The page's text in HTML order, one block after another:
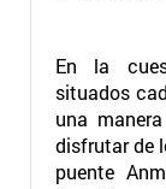
En la
situados
una
disfrutar de
puente